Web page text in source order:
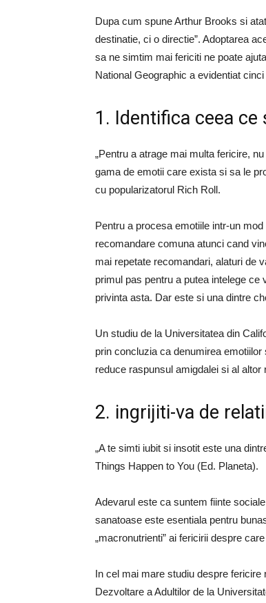
Dupa cum spune Arthur Brooks si
destinatie, ci o directie”. Adoptarea
sa ne simtim mai fericiti ne poate
National Geographic a evidentiat
1. Identifica ceea
„Pentru a atrage mai multa fericire,
gama de emotii care exista si sa le
cu popularizatorul Rich Roll.
Pentru a procesa emotiile intr-un
recomandare comuna atunci cand
mai repetate recomandari, alaturi de
primul pas pentru a putea intelege
privinta asta. Dar este si una dintre
Un studiu de la Universitatea din
prin concluzia ca denumirea
reduce raspunsul amigdalei si al
2. ingrijiti-va de
„A te simti iubit si insotit este una
Things Happen to You (Ed. Planeta).
Adevarul este ca suntem fiinte
sanatoase este esentiala pentru
„macronutrienti” ai fericirii despre
In cel mai mare studiu despre
Dezvoltare a Adultilor de la